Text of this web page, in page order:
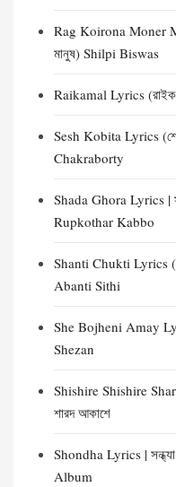
Rag Koirona Moner
মানুষ) Shilpi Biswas
Raikamal Lyrics
Sesh Kobita Lyrics
Chakraborty
Shada Ghora Lyrics |
Rupkothar Kabbo
Shanti Chukti Lyrics
Abanti Sithi
She Bojheni Amay
Shezan
Shishire Shishire
শারদ আকাশে
Shondha Lyrics |
Album